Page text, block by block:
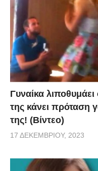
Γυναίκα
της κάνει πρόταση
της! (Βίντεο)
17 ΔΕΚΕΜΒΡΊΟΥ, 2023